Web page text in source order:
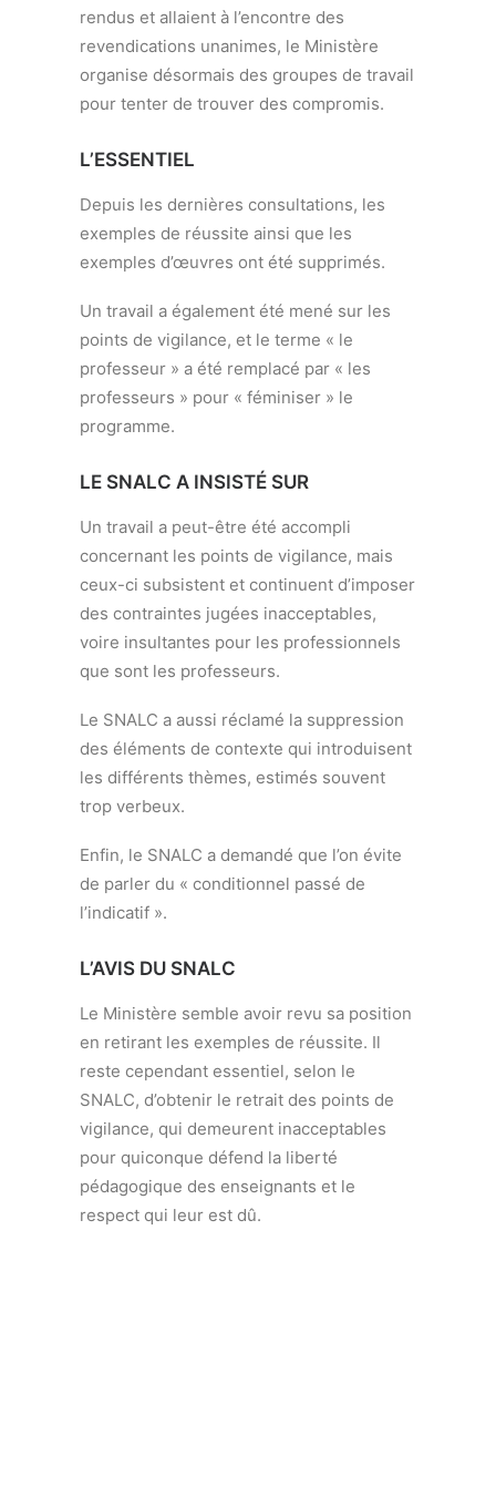
rendus et allaient à l’encontre des
revendications unanimes, le Ministère
organise désormais des groupes de travail
pour tenter de trouver des compromis.
L’ESSENTIEL
Depuis les dernières consultations, les
exemples de réussite ainsi que les
exemples d’œuvres ont été supprimés.
Un travail a également été mené sur les
points de vigilance, et le terme « le
professeur » a été remplacé par « les
professeurs » pour « féminiser » le
programme.
LE SNALC A INSISTÉ SUR
Un travail a peut-être été accompli
concernant les points de vigilance, mais
ceux-ci subsistent et continuent d’imposer
des contraintes jugées inacceptables,
voire insultantes pour les professionnels
que sont les professeurs.
Le SNALC a aussi réclamé la suppression
des éléments de contexte qui introduisent
les différents thèmes, estimés souvent
trop verbeux.
Enfin, le SNALC a demandé que l’on évite
de parler du « conditionnel passé de
l’indicatif ».
L’AVIS DU SNALC
Le Ministère semble avoir revu sa position
en retirant les exemples de réussite. Il
reste cependant essentiel, selon le
SNALC, d’obtenir le retrait des points de
vigilance, qui demeurent inacceptables
pour quiconque défend la liberté
pédagogique des enseignants et le
respect qui leur est dû.